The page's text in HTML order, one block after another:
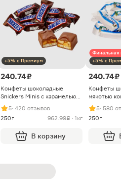
+5% с Премиум
240.74 ₽
Конфеты шоколадные
Snickers Minis с карамелью
арахисом и нугой
5· 420 отзывов
250г
962.99 ₽ · 1кг
В корзину
Финальная
+5% с
240.74 ₽
Конфеты
мякотью
5· 580
250г